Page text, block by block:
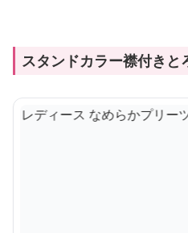
スタンドカラー襟付きと